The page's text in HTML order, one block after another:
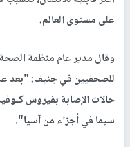
على مستوى العالم.
وقال مدير عام منظمة
للصحفيين في جنيف: "بعد
سيما في أجزاء من آسيا".